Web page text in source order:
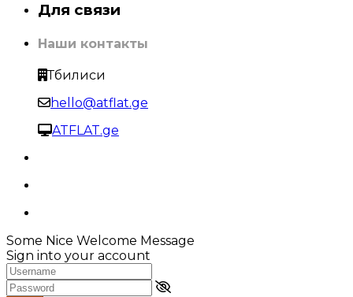
Для связи
Наши контакты
Тбилиси
hello@atflat.ge
ATFLAT.ge
Some Nice Welcome Message
Sign into your account